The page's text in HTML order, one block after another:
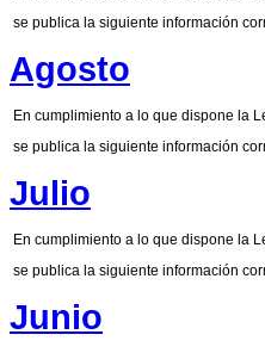
se publica la siguiente información
Agosto
En cumplimiento a lo que dispone la
se publica la siguiente información
Julio
En cumplimiento a lo que dispone la
se publica la siguiente información
Junio